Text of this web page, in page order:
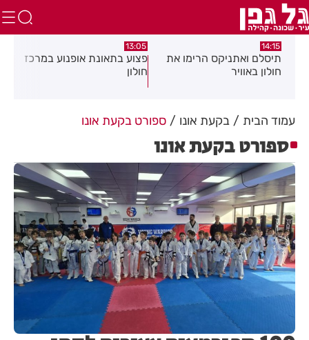
14:15
תיסלם ואתניקס הרימו את
חולון באוויר
13:05
פצוע בתאונת אופנוע במרכז
חולון
עמוד הבית בקעת אונו ספורט בקעת אונו
ספורט בקעת אונו